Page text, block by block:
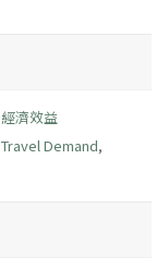
經濟效益
Travel Demand,